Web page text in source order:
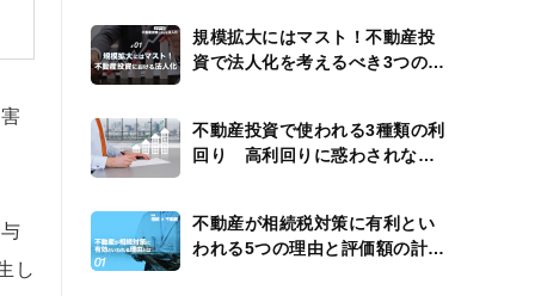
し
規模拡大にはマスト！不動産投
資で法人化を考えるべき3つのタ
不動産投資で使われる3種類の利
回り 高利回りに惑わされない
不動産が相続税対策に有利とい
われる5つの理由と評価額の計算